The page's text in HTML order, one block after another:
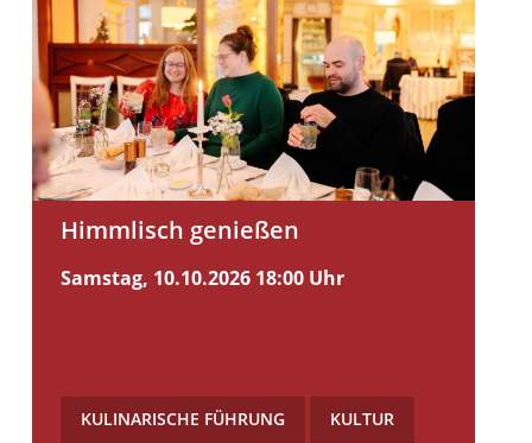
Himmlisch genießen
Samstag, 10.10.2026 18:00 Uhr
KULINARISCHE FÜHRUNG KULTUR